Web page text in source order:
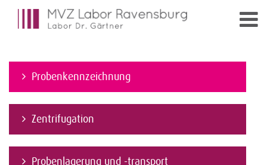
Probenkennzeichnung
Zentrifugation
Probenlagerung und -transport